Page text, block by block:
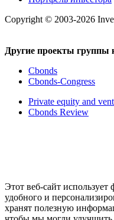
Copyright © 2003-2026
Другие проекты группы
Cbonds
Cbonds-Congress
Private equity and
Cbonds Review
Этот веб-сайт
удобного и
хранят полезную